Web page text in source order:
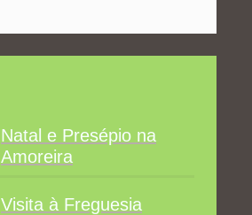
Natal e Presépio na
Amoreira
Visita à Freguesia